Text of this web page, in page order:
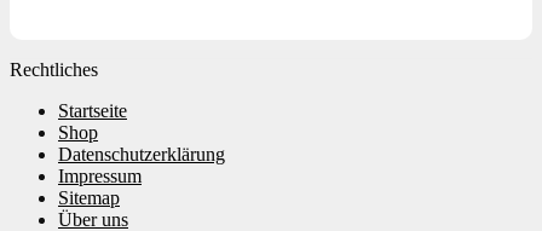
Rechtliches
Startseite
Shop
Datenschutzerklärung
Impressum
Sitemap
Über uns